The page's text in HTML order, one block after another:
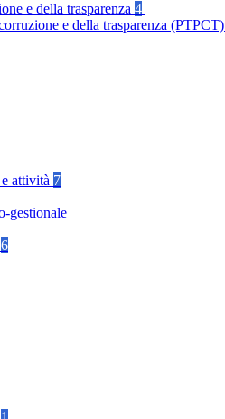
e della trasparenza 4
e della trasparenza (PTPCT)
attività 7
gestionale
6